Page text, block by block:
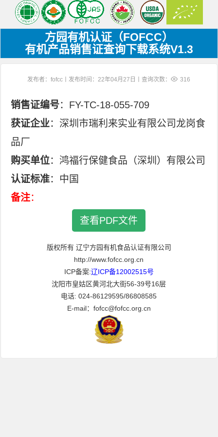
方园有机认证（FOFCC）
有机产品销售证查询下载系统V1.3
发布者：fofcc丨发布时间：22年04月27日丨查询次数： 316
销售证编号：FY-TC-18-055-709
获证企业：深圳市瑞利来实业有限公司龙岗食
品厂
购买单位：鸿福行保健食品（深圳）有限公司
认证标准：中国
备注：
查看PDF文件
版权所有 辽宁方园有机食品认证有限公司
http://www.fofcc.org.cn
ICP备案:辽ICP备12002515号
沈阳市皇姑区黄河北大街56-39号16层
电话: 024-86129595/86808585
E-mail：fofcc@fofcc.org.cn